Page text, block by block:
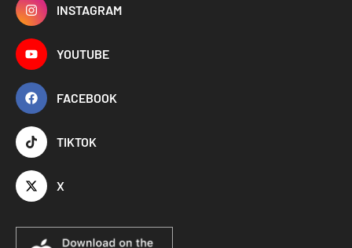
INSTAGRAM
YOUTUBE
FACEBOOK
TIKTOK
X